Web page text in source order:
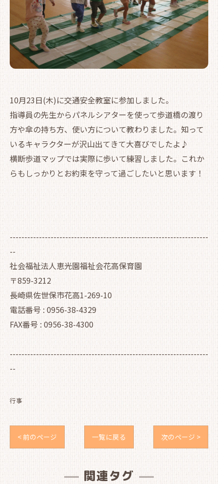
10月23日(木)に交通安全教室に参加しました。
指導員の先生からパネルシアターを使って歩道橋の渡り
方や傘の持ち方、使い方について教わりました。知って
いるキャラクターが沢山出てきて大喜びでしたよ♪
横断歩道マップでは実際に歩いて練習しました。これか
らもしっかりとお約束を守って過ごしたいと思います！
--------------------------------------------------------------------
--
社会福祉法人恵光園福祉会花高保育園
〒859-3212
長崎県佐世保市花高1-269-10
電話番号 : 0956-38-4329
FAX番号 : 0956-38-4300
--------------------------------------------------------------------
--
行事
< 前のページ 一覧に戻る 次のページ >
関連タグ